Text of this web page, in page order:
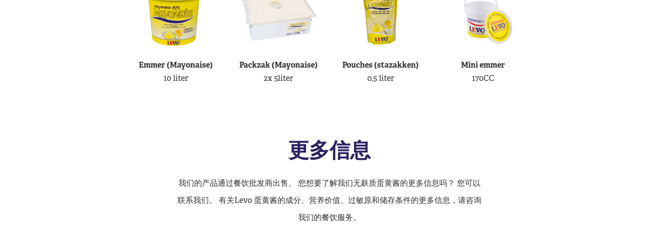
Emmer (Mayonaise)
10 liter
Packzak (Mayonaise)
2x 5liter
Pouches (stazakken)
0,5 liter
Mini emmer
170CC
更多信息
我们的产品通过餐饮批发商出售。 您想要了解我们无麸质蛋黄酱的更多信息吗？ 您可以
联系我们。 有关Levo 蛋黄酱的成分、营养价值、过敏原和储存条件的更多信息，请咨询
我们的餐饮服务。